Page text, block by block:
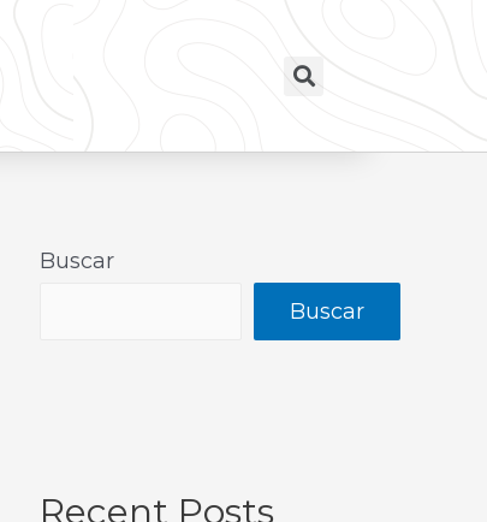
Buscar
Buscar
Recent Posts